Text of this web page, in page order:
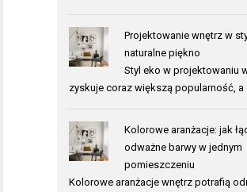
Projektowanie wnętrz w
naturalne piękno
Styl eko w projektowaniu
zyskuje coraz większą popularność, a …
Kolorowe aranżacje: jak
odważne barwy w jednym
pomieszczeniu
Kolorowe aranżacje wnętrz potrafią